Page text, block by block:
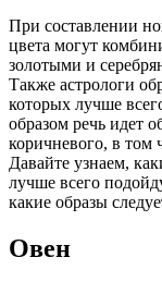
При составлении
цвета могут
золотыми и
Также астрологи
которых лучше
образом речь идет
коричневого, в том
Давайте узнаем,
лучше всего
какие образы
Овен